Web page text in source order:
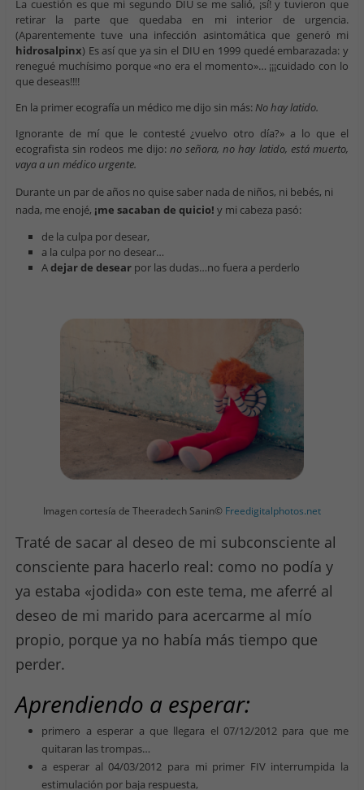
La cuestión es que mi segundo DIU se me salió, ¡sí! y tuvieron que
retirar la parte que quedaba en mi interior de urgencia.
(Aparentemente tuve una infección asintomática que generó mi
hidrosalpinx) Es así que ya sin el DIU en 1999 quedé embarazada: y
renegué muchísimo porque «no era el momento»… ¡¡¡cuidado con lo
que deseas!!!!
En la primer ecografía un médico me dijo sin más:No hay latido.
Ignorante de mí que le contesté ¿vuelvo otro día?» a lo que el
ecografista sin rodeos me dijo: no señora, no hay latido, está muerto,
vaya a un médico urgente.
Durante un par de años no quise saber nada de niños, ni bebés, ni
nada, me enojé, ¡me sacaban de quicio! y mi cabeza pasó:
de la culpa por desear,
a la culpa por no desear…
Adejar de desear por las dudas…no fuera a perderlo
Imagen cortesía de Theeradech Sanin© Freedigitalphotos.net
Traté de sacar al deseo de mi subconsciente al
consciente para hacerlo real: como no podía y
ya estaba «jodida» con este tema, me aferré al
deseo de mi marido para acercarme al mío
propio, porque ya no había más tiempo que
perder.
Aprendiendo a esperar:
primero a esperar a que llegara el 07/12/2012 para que me
quitaran las trompas…
a esperar al 04/03/2012 para mi primer FIV interrumpida la
estimulación por baja respuesta,